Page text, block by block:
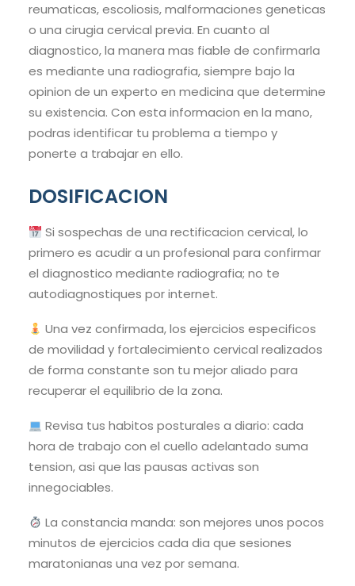
reumaticas, escoliosis, malformaciones geneticas
o una cirugia cervical previa. En cuanto al
diagnostico, la manera mas fiable de confirmarla
es mediante una radiografia, siempre bajo la
opinion de un experto en medicina que determine
su existencia. Con esta informacion en la mano,
podras identificar tu problema a tiempo y
ponerte a trabajar en ello.
DOSIFICACION
Si sospechas de una rectificacion cervical, lo
primero es acudir a un profesional para confirmar
el diagnostico mediante radiografia; no te
autodiagnostiques por internet.
Una vez confirmada, los ejercicios especificos
de movilidad y fortalecimiento cervical realizados
de forma constante son tu mejor aliado para
recuperar el equilibrio de la zona.
Revisa tus habitos posturales a diario: cada
hora de trabajo con el cuello adelantado suma
tension, asi que las pausas activas son
innegociables.
La constancia manda: son mejores unos pocos
minutos de ejercicios cada dia que sesiones
maratonianas una vez por semana.